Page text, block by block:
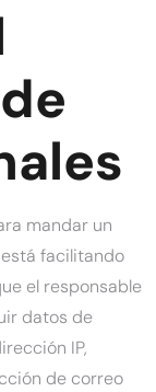
mandar un
facilitando
el responsable
datos de
IP,
de correo